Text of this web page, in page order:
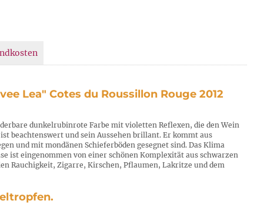
Lea" Cotes du Roussillon Rouge 2012
dunkelrubinrote Farbe mit violetten Reflexen, die den Wein
beachtenswert und sein Aussehen brillant. Er kommt aus
und mit mondänen Schieferböden gesegnet sind. Das Klima
ist eingenommen von einer schönen Komplexität aus schwarzen
Rauchigkeit, Zigarre, Kirschen, Pflaumen, Lakritze und dem